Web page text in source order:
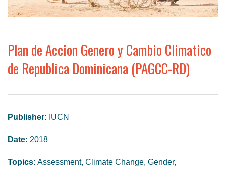
NEWS
PROJECTS
Plan de Accion Genero y Cambio Climatico
de Republica Dominicana (PAGCC-RD)
Publisher: IUCN
Date: 2018
Topics: Assessment, Climate Change, Gender,